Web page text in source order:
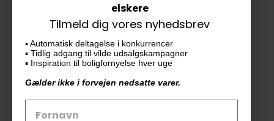
Vores butik
KAiKU ApS
Langdalsvej 46, bygning 7
8220 Brabrand
Tlf. 33 11 19 07
CVR-nr. 30715349
elskere
Tilmeld dig vores nyhedsbrev
▪️ Automatisk deltagelse i konkurrencer
▪️ Tidlig adgang til vilde udsalgskampagner
▪️ Inspiration til boligfornyelse hver uge
Gælder ikke i forvejen nedsatte varer.